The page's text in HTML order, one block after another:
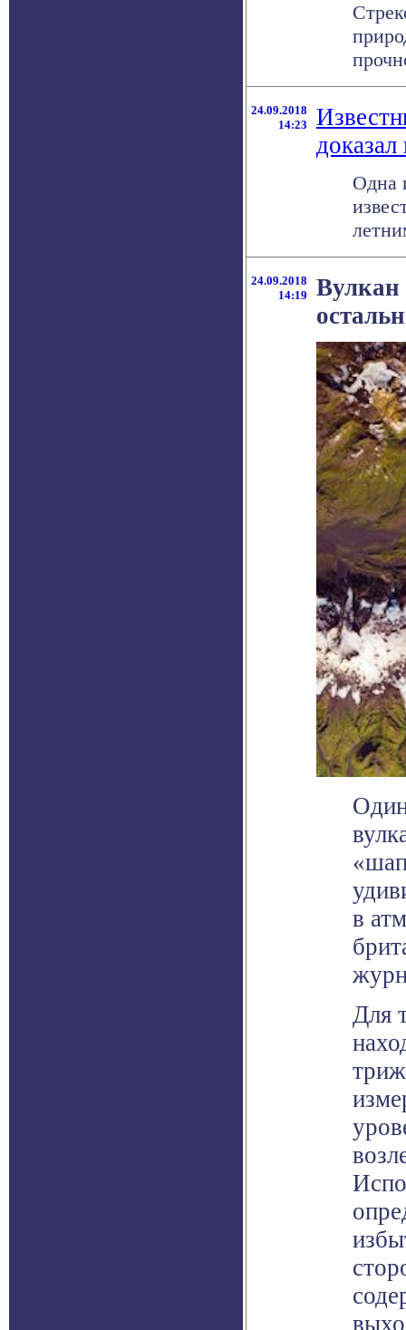
24.09.2018
14:23
доказал
Одна
24.09.2018
14:19
Вулкан
в
Для